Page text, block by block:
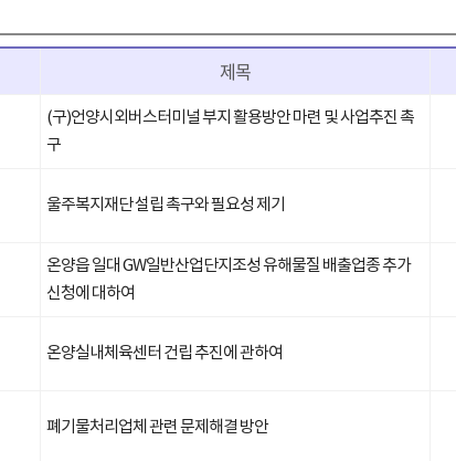
제목
(구)언양시외버스터미널 부지 활용방안 마련 및 사업추진 촉
구
울주복지재단 설립 촉구와 필요성 제기
온양읍 일대 GW일반산업단지조성 유해물질 배출업종 추가
신청에 대하여
온양실내체육센터 건립 추진에 관하여
폐기물처리업체 관련 문제해결 방안